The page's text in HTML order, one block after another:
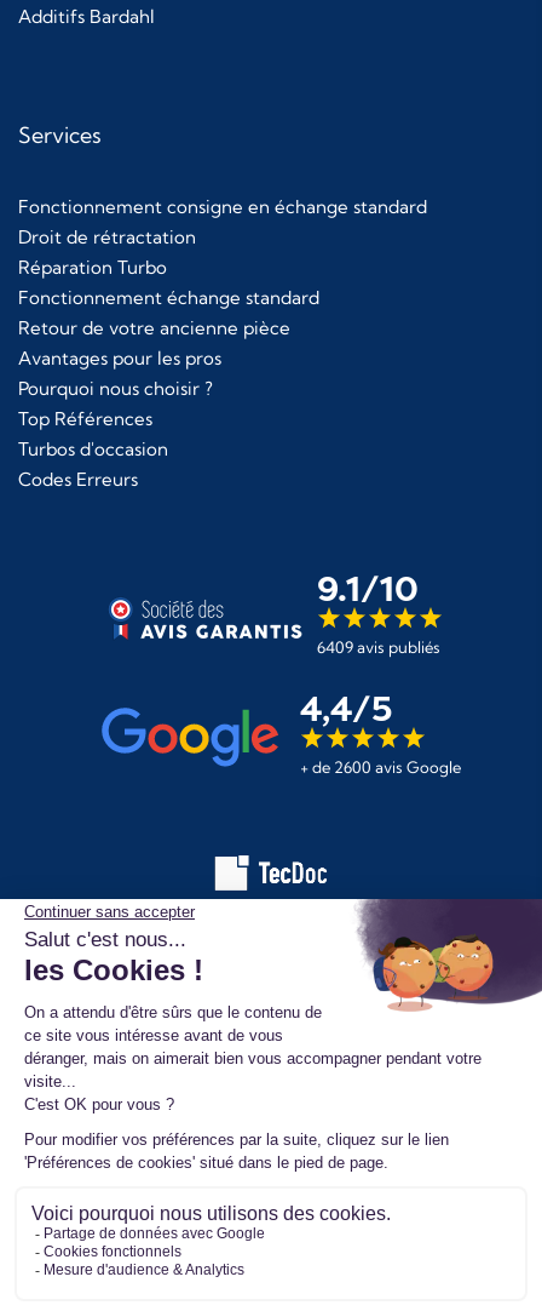
Additifs Bardahl
Services
Fonctionnement consigne en échange standard
Droit de rétractation
Réparation Turbo
Fonctionnement échange standard
Retour de votre ancienne pièce
Avantages pour les pros
Pourquoi nous choisir ?
Top Références
Turbos d'occasion
Codes Erreurs
9.1/10
6409 avis publiés
4,4/5
+ de 2600 avis Google
Les informations affichées sur ce site de pièces automobiles
proviennent de la base de données TecDoc. Elles sont protégées
par le droit d’auteur et ne peuvent en aucun cas être copiées,
reproduites, utilisées ou diffusées sans l’autorisation préalable de
TecAlliance. Toute utilisation non autorisée constitue une infraction
et pourra faire l’objet de poursuites.
Mentions légales
Conditions générales de vente